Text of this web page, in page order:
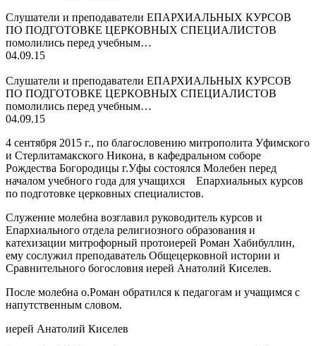
Слушатели и преподаватели ЕПАРХИАЛЬНЫХ КУРСОВ
ПО ПОДГОТОВКЕ ЦЕРКОВНЫХ СПЕЦИАЛИСТОВ
помолились перед учебным…
04.09.15
Слушатели и преподаватели ЕПАРХИАЛЬНЫХ КУРСОВ
ПО ПОДГОТОВКЕ ЦЕРКОВНЫХ СПЕЦИАЛИСТОВ
помолились перед учебным…
04.09.15
4 сентября 2015 г., по благословению митрополита Уфимского
и Стерлитамакского Никона, в кафедральном соборе
Рождества Богородицы г.Уфы состоялся Молебен перед
началом учебного года для учащихся Епархиальных курсов
по подготовке церковных специалистов.
Служение молебна возглавил руководитель курсов и
Епархиального отдела религиозного образования и
катехизации митрофорный протоиерей Роман Хабибуллин,
ему сослужил преподаватель Общецерковной истории и
Сравнительного богословия иерей Анатолий Киселев.
После молебна о.Роман обратился к педагогам и учащимся с
напутственным словом.
иерей Анатолий Киселев